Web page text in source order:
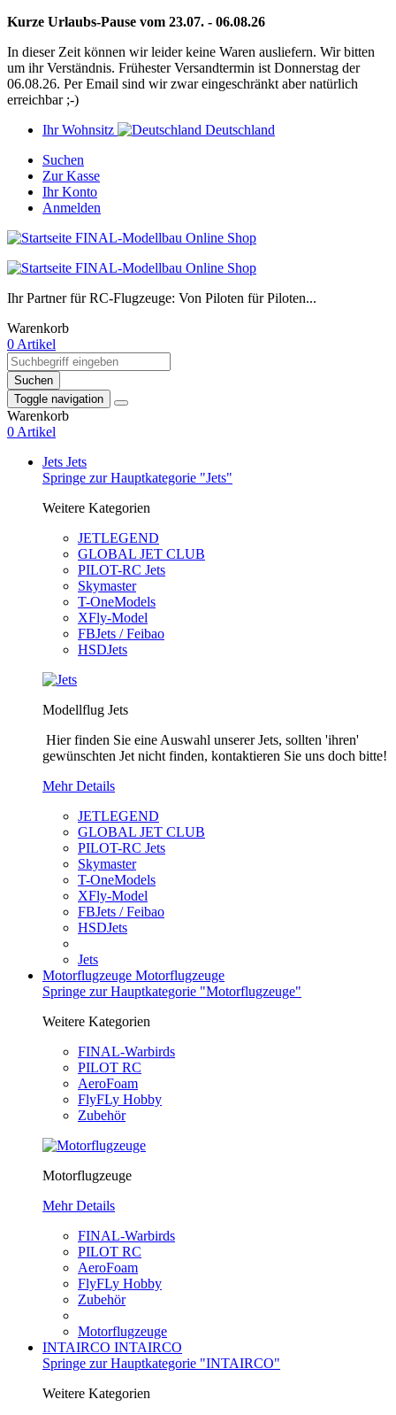
Kurze Urlaubs-Pause vom 23.07. - 06.08.26
In dieser Zeit können wir leider keine Waren ausliefern. Wir bitten
um ihr Verständnis. Frühester Versandtermin ist Donnerstag der
06.08.26. Per Email sind wir zwar eingeschränkt aber natürlich
erreichbar ;-)
Ihr Wohnsitz
Deutschland
Suchen
Zur Kasse
Ihr Konto
Anmelden
Ihr Partner für RC-Flugzeuge: Von Piloten für Piloten...
Warenkorb
0 Artikel
Suchen
Toggle navigation
Warenkorb
0 Artikel
Jets Jets
Springe zur Hauptkategorie "Jets"
Weitere Kategorien
JETLEGEND
GLOBAL JET CLUB
PILOT-RC Jets
Skymaster
T-OneModels
XFly-Model
FBJets / Feibao
HSDJets
Modellflug Jets
Hier finden Sie eine Auswahl unserer Jets, sollten 'ihren'
gewünschten Jet nicht finden, kontaktieren Sie uns doch bitte!
Mehr Details
JETLEGEND
GLOBAL JET CLUB
PILOT-RC Jets
Skymaster
T-OneModels
XFly-Model
FBJets / Feibao
HSDJets
Jets
Motorflugzeuge Motorflugzeuge
Springe zur Hauptkategorie "Motorflugzeuge"
Weitere Kategorien
FINAL-Warbirds
PILOT RC
AeroFoam
FlyFLy Hobby
Zubehör
Motorflugzeuge
Mehr Details
FINAL-Warbirds
PILOT RC
AeroFoam
FlyFLy Hobby
Zubehör
Motorflugzeuge
INTAIRCO INTAIRCO
Springe zur Hauptkategorie "INTAIRCO"
Weitere Kategorien